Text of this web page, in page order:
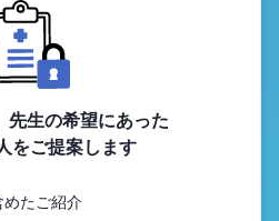
先生の希望にあった
をご提案します
たご紹介